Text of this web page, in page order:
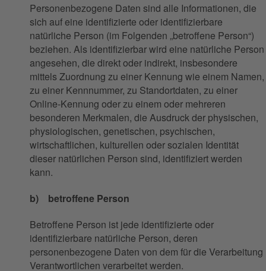
Personenbezogene Daten sind alle Informationen, die
sich auf eine identifizierte oder identifizierbare
natürliche Person (im Folgenden „betroffene Person“)
beziehen. Als identifizierbar wird eine natürliche Person
angesehen, die direkt oder indirekt, insbesondere
mittels Zuordnung zu einer Kennung wie einem Namen,
zu einer Kennnummer, zu Standortdaten, zu einer
Online-Kennung oder zu einem oder mehreren
besonderen Merkmalen, die Ausdruck der physischen,
physiologischen, genetischen, psychischen,
wirtschaftlichen, kulturellen oder sozialen Identität
dieser natürlichen Person sind, identifiziert werden
kann.
b) betroffene Person
Betroffene Person ist jede identifizierte oder
identifizierbare natürliche Person, deren
personenbezogene Daten von dem für die Verarbeitung
Verantwortlichen verarbeitet werden.